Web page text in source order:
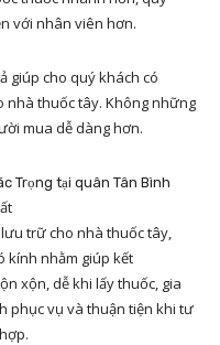
với nhân viên hơn.
giúp cho quý khách có
nhà thuốc tây. Không những
mua dễ dàng hơn.
trữ cho nhà thuốc tây,
kính nhằm giúp kết
xộn, dễ khi lấy thuốc, gia
phục vụ và thuận tiện khi tư